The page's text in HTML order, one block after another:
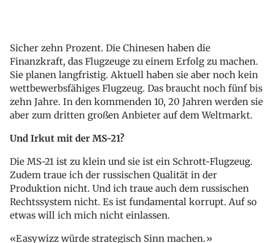
Sicher zehn Prozent. Die Chinesen haben die
Finanzkraft, das Flugzeuge zu einem Erfolg zu machen.
Sie planen langfristig. Aktuell haben sie aber noch kein
wettbewerbsfähiges Flugzeug. Das braucht noch fünf bis
zehn Jahre. In den kommenden 10, 20 Jahren werden sie
aber zum dritten großen Anbieter auf dem Weltmarkt.
Und Irkut mit der MS-21?
Die MS-21 ist zu klein und sie ist ein Schrott-Flugzeug.
Zudem traue ich der russischen Qualität in der
Produktion nicht. Und ich traue auch dem russischen
Rechtssystem nicht. Es ist fundamental korrupt. Auf so
etwas will ich mich nicht einlassen.
Easywizz würde strategisch Sinn machen.